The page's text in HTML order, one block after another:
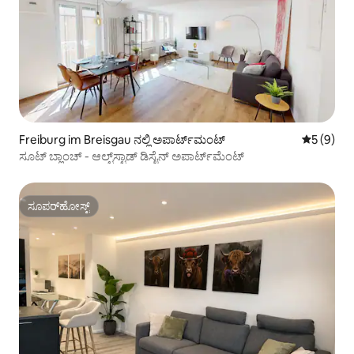
Freiburg im Breisgau ನಲ್ಲಿ ಅಪಾರ್ಟ್‌ಮಂಟ್ 5 ರಲ್ಲಿ 5
5 (9)
ಸೂಟ್ ಬ್ಲಾಂಚ್ - ಆಲ್ಟ್‌ಸ್ಟಾಡ್ ಡಿಸೈನ್ ಅಪಾರ್ಟ್‌ಮೆಂಟ್
ಸೂಪರ್‌ಹೋಸ್ಟ್
ಸೂಪರ್‌ಹೋಸ್ಟ್